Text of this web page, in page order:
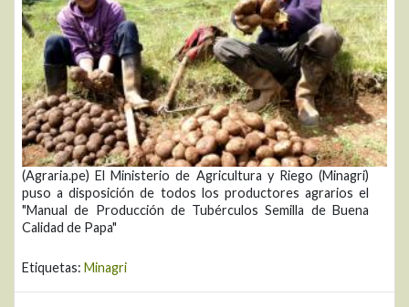
(Agraria.pe) El Ministerio de Agricultura y Riego (Minagri)
puso a disposición de todos los productores agrarios el
"Manual de Producción de Tubérculos Semilla de Buena
Calidad de Papa"
Etiquetas: Minagri